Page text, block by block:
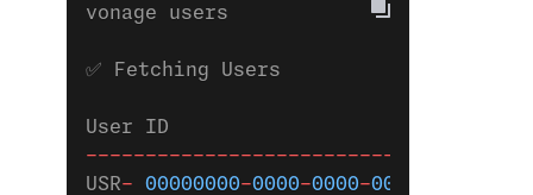
vonage users
✅ Fetching Users
User ID
USR- 00000000-0000-0000-0000